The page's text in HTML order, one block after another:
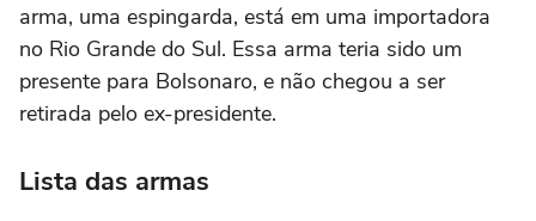
arma, uma espingarda, está em uma importadora
no Rio Grande do Sul. Essa arma teria sido um
presente para Bolsonaro, e não chegou a ser
retirada pelo ex-presidente.
Lista das armas